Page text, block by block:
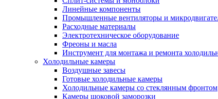
Линейные компоненты
Промышленные вентиляторы и
Расходные материалы
Электротехническое оборудование
Фреоны и масла
Инструмент для монтажа и ремонта
Холодильные камеры
Воздушные завесы
Готовые холодильные камеры
Холодильные камеры со стеклянным фронтом
Камеры шоковой заморозки